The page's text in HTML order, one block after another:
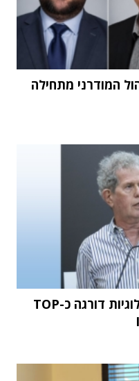
המודרני מתחילה
מחקר STKI השנתי: וואן טכנולוגיות דורגה כ-TOP